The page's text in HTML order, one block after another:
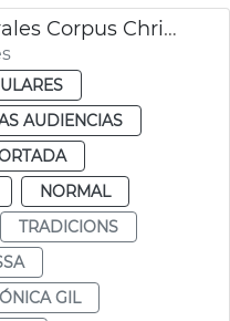
Programa actos centrales Corpus Christi València
AUDIENCIAS
NORMAL
TRADICIONS
GIL